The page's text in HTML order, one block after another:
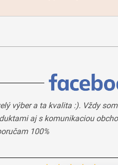
výber a ta kvalita :). Vždy
aj s komunikaciou
100%